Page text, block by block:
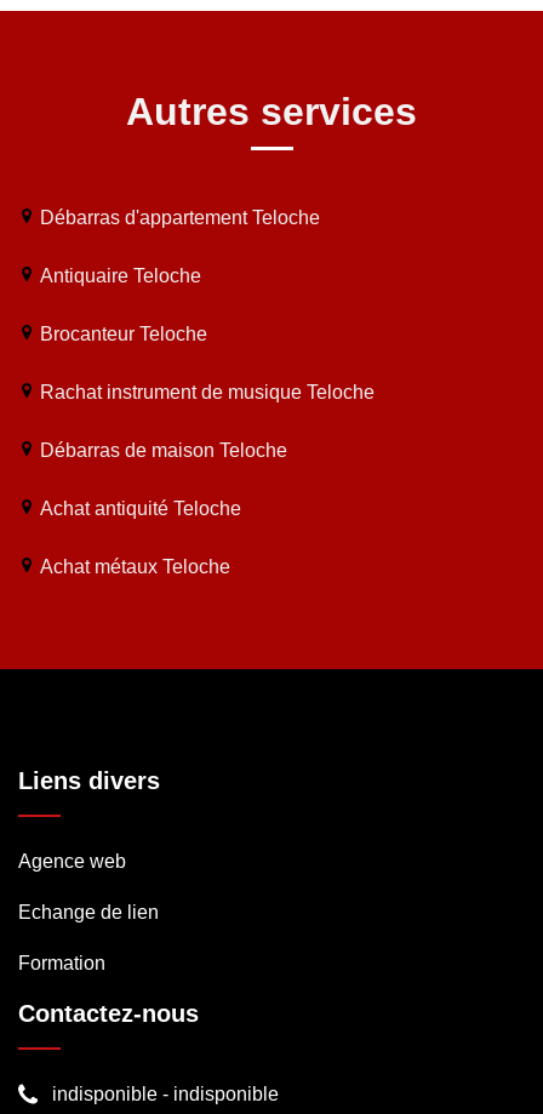
Autres services
Débarras d'appartement Teloche
Antiquaire Teloche
Brocanteur Teloche
Rachat instrument de musique Teloche
Débarras de maison Teloche
Achat antiquité Teloche
Achat métaux Teloche
Liens divers
Agence web
Echange de lien
Formation
Contactez-nous
indisponible - indisponible